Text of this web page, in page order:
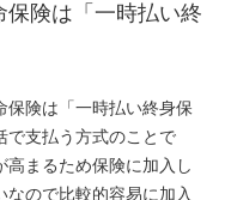
険は「一時払い終
保険は「一時払い終身保
で支払う方式のことで
まるため保険に加入し
ので比較的容易に加入